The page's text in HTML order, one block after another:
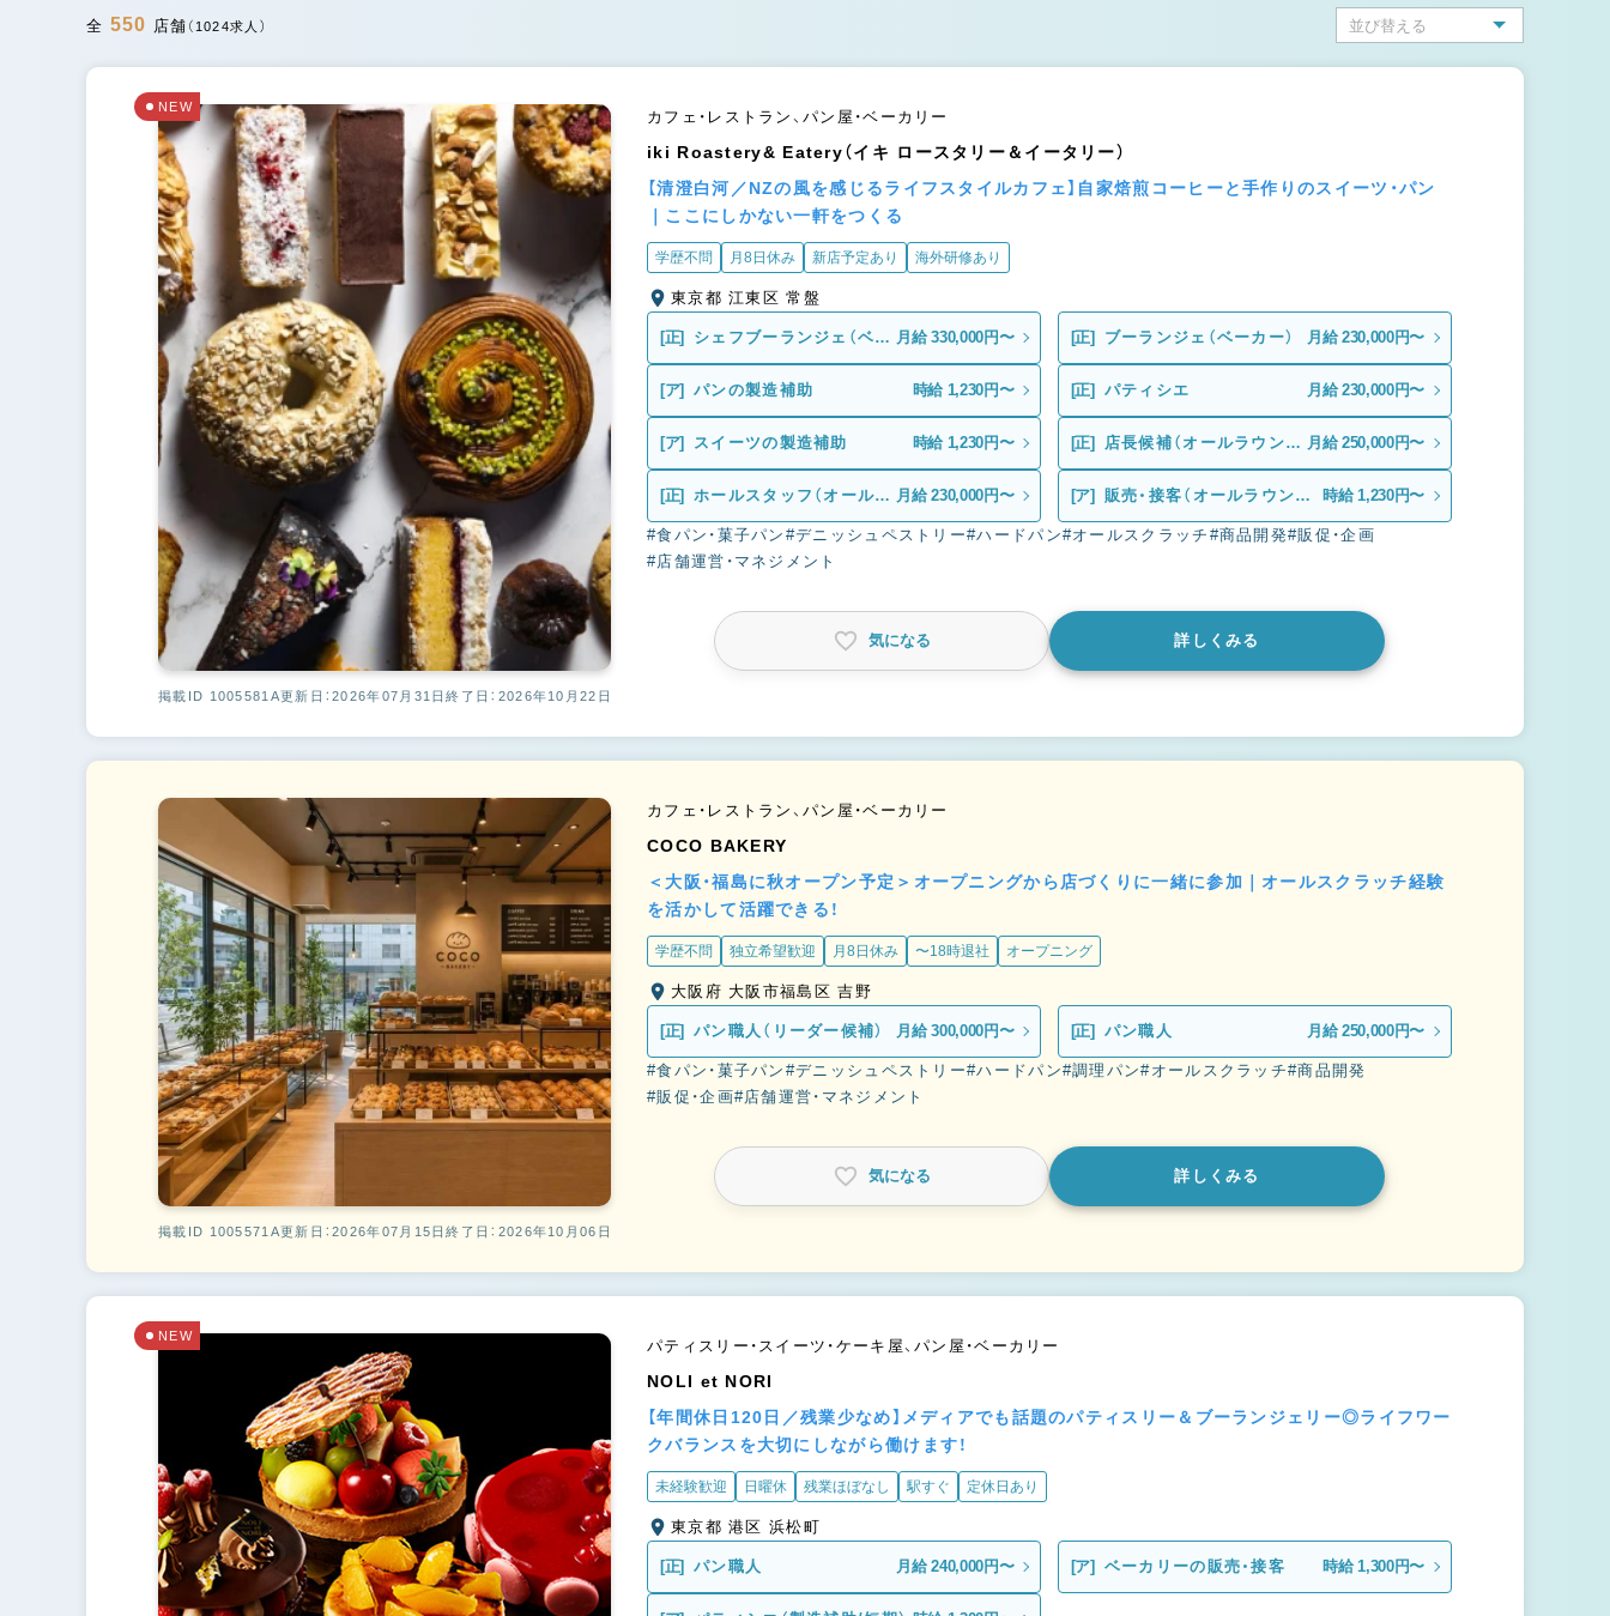
全 550 店舗 （1024求人）
カフェ・レストラン、パン屋・ベーカリー
iki Roastery& Eatery（イキ ロースタリー＆イータリー）
【清澄白河／NZの風を感じるライフスタイルカフェ】自家焙煎コーヒーと手作りのスイーツ・パン
｜ここにしかない一軒をつくる
NEW
学歴不問 月8日休み 新店予定あり 海外研修あり
東京都 江東区 常盤
[正]
シェフブーランジェ（ベー
カー）
月給 330,000円〜 [正] ブーランジェ（ベーカー） 月給 230,000円〜
[ア] パンの製造補助 時給 1,230円〜 [正] パティシエ 月給 230,000円〜
[ア] スイーツの製造補助 時給 1,230円〜 [正]
店長候補（オールラウンダ
ー）
月給 250,000円〜
[正]
ホールスタッフ（オールラ
ウンダー）
月給 230,000円〜 [ア]
販売・接客（オールラウンダ
ー）
時給 1,230円〜
#食パン・菓子パン #デニッシュペストリー#ハードパン#オールスクラッチ #商品開発#販促・企画
#店舗運営・マネジメント
気になる 詳しくみる
掲載ID 1005581A更新日：2026年07月31日終了日：2026年10月22日
カフェ・レストラン、パン屋・ベーカリー
COCO BAKERY
＜大阪・福島に秋オープン予定＞オープニングから店づくりに一緒に参加｜オールスクラッチ経験
を活かして活躍できる！
学歴不問 独立希望歓迎 月8日休み 〜18時退社 オープニング
大阪府 大阪市福島区 吉野
[正] パン職人（リーダー候補） 月給 300,000円〜 [正] パン職人 月給 250,000円〜
#食パン・菓子パン #デニッシュペストリー#ハードパン#調理パン#オールスクラッチ#商品開発
#販促・企画#店舗運営・マネジメント
気になる 詳しくみる
掲載ID 1005571A更新日：2026年07月15日終了日：2026年10月06日
パティスリー・スイーツ・ケーキ屋、パン屋・ベーカリー
NOLI et NORI
【年間休日120日／残業少なめ】メディアでも話題のパティスリー＆ブーランジェリー◎ライフワー
クバランスを大切にしながら働けます！
NEW
未経験歓迎 日曜休 残業ほぼなし 駅すぐ 定休日あり
東京都 港区 浜松町
[正] パン職人 月給 240,000円〜 [ア] ベーカリーの販売・接客 時給 1,300円〜